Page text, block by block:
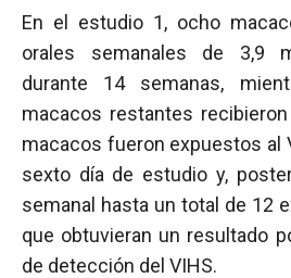
En el estudio 1, ocho
orales semanales de 3,9
durante 14 semanas,
macacos restantes recibieron
macacos fueron expuestos al
sexto día de estudio y,
semanal hasta un total de 12
que obtuvieran un resultado
de detección del VIHS.